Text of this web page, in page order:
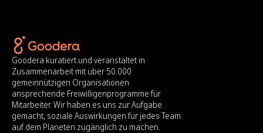
Goodera kuratiert und veranstaltet in
Zusammenarbeit mit über 50.000
gemeinnützigen Organisationen
ansprechende Freiwilligenprogramme für
Mitarbeiter. Wir haben es uns zur Aufgabe
gemacht, soziale Auswirkungen für jedes Team
auf dem Planeten zugänglich zu machen.